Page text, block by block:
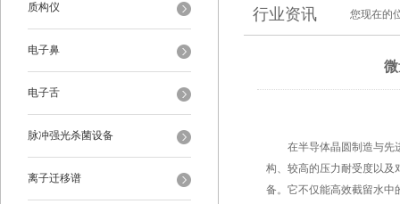
质构仪
电子鼻
电子舌
脉冲强光杀菌设备
离子迁移谱
行业资讯 您现在的
在半导体晶圆制造与先进
构、较高的压力耐受度以及
备。它不仅能高效截留水中